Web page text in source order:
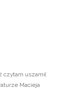
czytam uszami(
Macieja